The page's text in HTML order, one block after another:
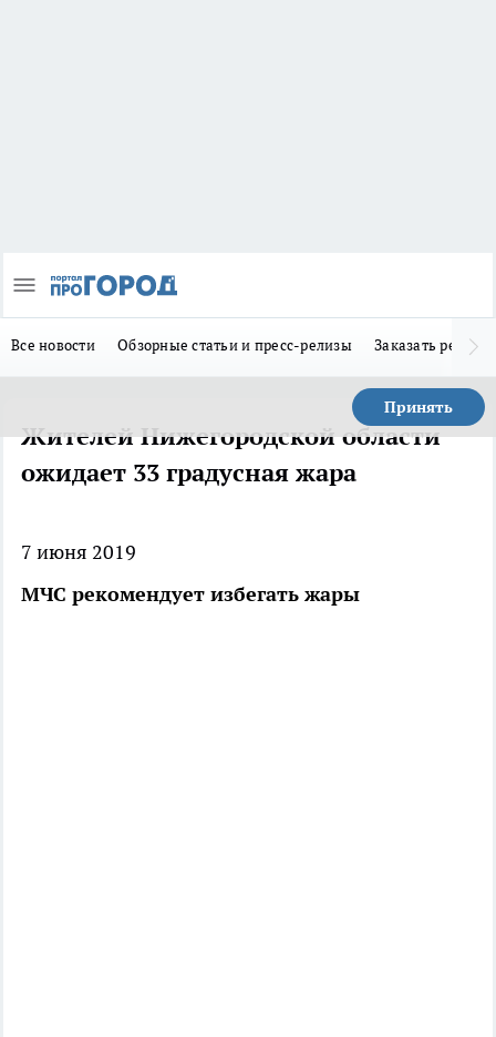
Все новости Обзорные статьи и пресс-релизы Заказать
Принять
Жителей Нижегородской области
ожидает 33 градусная жара
7 июня 2019
МЧС рекомендует избегать жары